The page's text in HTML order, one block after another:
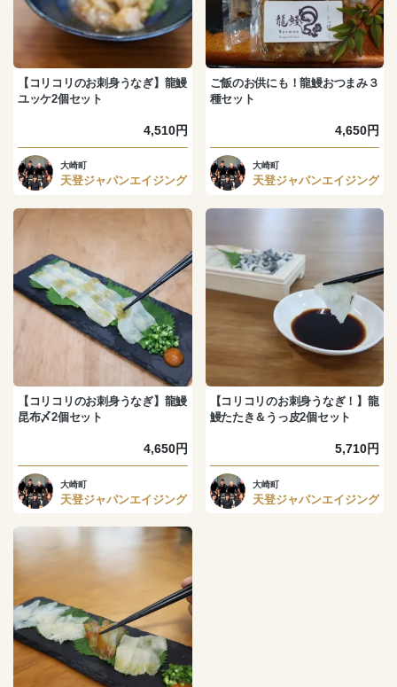
【コリコリのお刺身うなぎ】龍鰻
ユッケ2個セット
4,510円
大崎町
天登ジャパンエイジング
ご飯のお供にも！龍鰻おつまみ３
種セット
4,650円
大崎町
天登ジャパンエイジング
【コリコリのお刺身うなぎ】龍鰻
昆布〆2個セット
4,650円
大崎町
天登ジャパンエイジング
【コリコリのお刺身うなぎ！】龍
鰻たたき＆うっ皮2個セット
5,710円
大崎町
天登ジャパンエイジング